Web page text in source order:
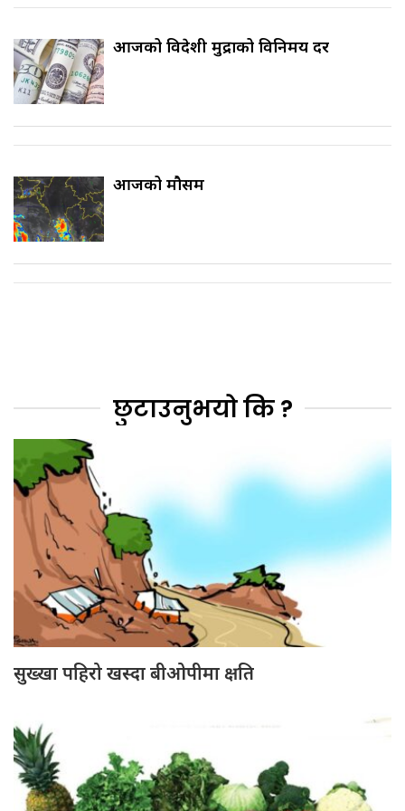
आजको विदेशी मुद्राको विनिमय दर
आजको मौसम
छुटाउनुभयो कि ?
सुख्खा पहिरो खस्दा बीओपीमा क्षति